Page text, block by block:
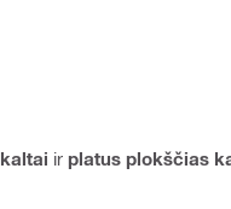
kaltai ir platus plokščias